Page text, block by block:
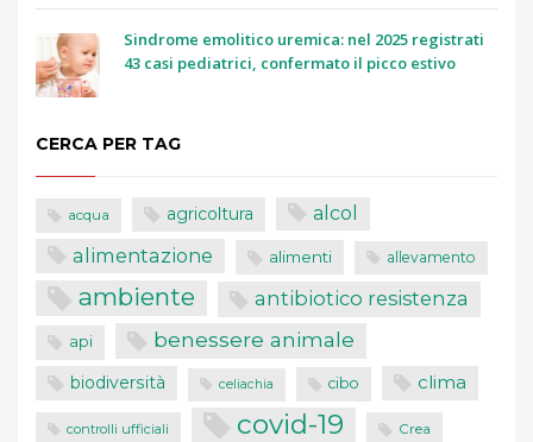
Sindrome emolitico uremica: nel 2025 registrati
43 casi pediatrici, confermato il picco estivo
CERCA PER TAG
acqua agricoltura alcol
alimentazione alimenti allevamento
ambiente antibiotico resistenza
api benessere animale
biodiversità celiachia cibo clima
controlli ufficiali covid-19 Crea